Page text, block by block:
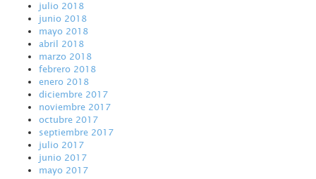
julio 2018
junio 2018
mayo 2018
abril 2018
marzo 2018
febrero 2018
enero 2018
diciembre 2017
noviembre 2017
octubre 2017
septiembre 2017
julio 2017
junio 2017
mayo 2017